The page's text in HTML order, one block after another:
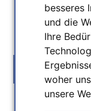
besseres
und die
Ihre
woher
unsere
MENU